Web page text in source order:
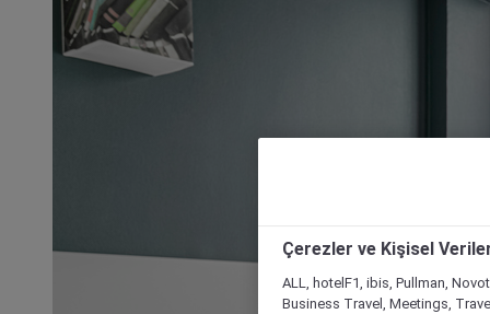
Çerezler ve Kişisel
ALL, hotelF1, ibis, Pullman,
Business Travel, Meetings,